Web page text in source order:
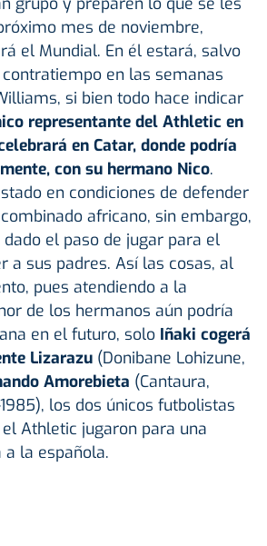
mes de noviembre,
el Mundial. En él estará, salvo
en las semanas
si bien todo hace indicar
representante del Athletic en
en Catar, donde podría
con su hermano Nico.
en condiciones de defender
africano, sin embargo,
el paso de jugar para el
a sus padres. Así las cosas, al
pues atendiendo a la
de los hermanos aún podría
en el futuro, solo Iñaki cogerá
Lizarazu (Donibane Lohizune,
Amorebieta (Cantaura,
los dos únicos futbolistas
Athletic jugaron para una
la española.